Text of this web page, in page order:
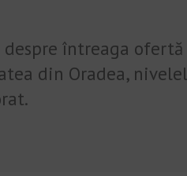
întreaga
din Oradea,